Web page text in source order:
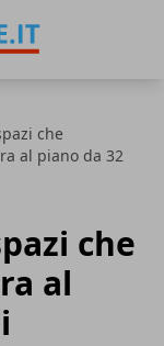
che
al piano da 32
che
al